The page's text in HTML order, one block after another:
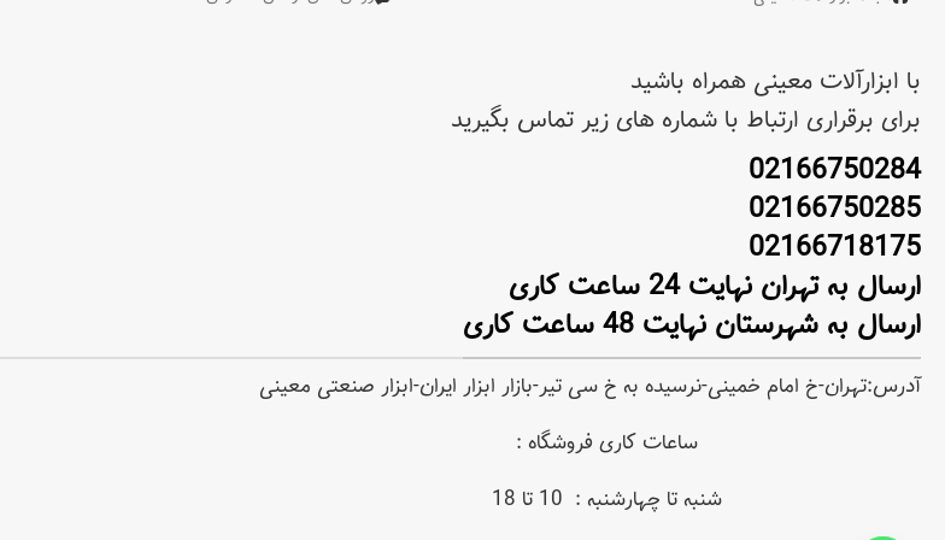
با ابزارآلات معینی همراه باشید
برای برقراری ارتباط با شماره های زیر تماس بگیرید
02166750284
02166750285
02166718175
ارسال به تهران نهایت 24 ساعت کاری
ارسال به شهرستان نهایت 48 ساعت کاری
آدرس:تهران-خ امام خمینی-نرسیده به خ سی تیر-بازار ابزار ایران-ابزار صنعتی معینی
ساعات کاری فروشگاه :
شنبه تا چهارشنبه : 10 تا 18